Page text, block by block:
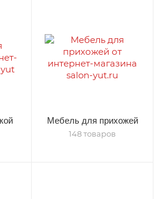
Мебель для прихожей
148 товаров